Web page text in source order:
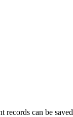
records can be saved